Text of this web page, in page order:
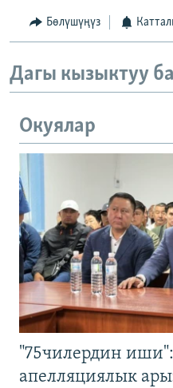
Бөлүшүңүз
Дагы кызыктуу
Окуялар
"75чилердин
апелляциялык